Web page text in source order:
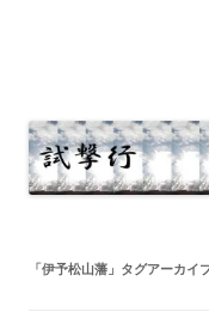
キ
ッ
プ
「伊予松山藩 」タグアーカイ